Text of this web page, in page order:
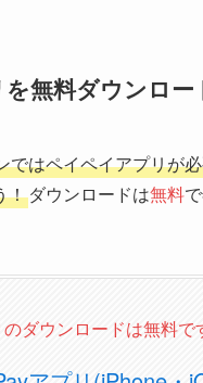
無料ダウンロー
ではペイペイアプリが
！ダウンロードは無料
ダウンロードは無料で